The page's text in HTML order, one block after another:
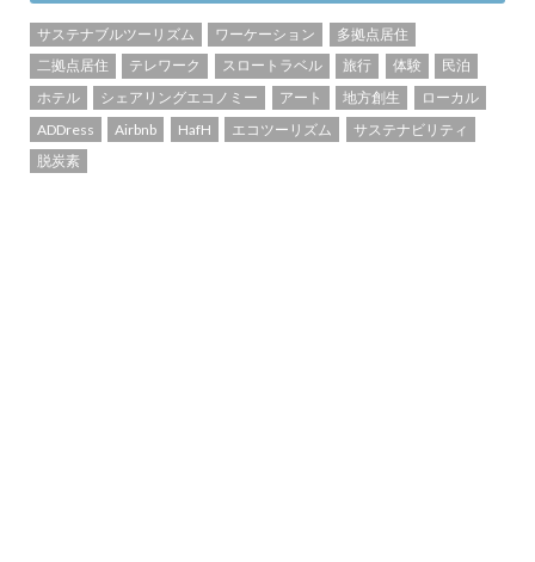
サステナブルツーリズム ワーケーション
多拠点居住
二拠点居住
テレワーク スロートラベル 旅行 体験
民泊
ホテル
シェアリングエコノミー アート 地方創生
ローカル
ADDress
Airbnb HafH エコツーリズム
サステナビリティ
脱炭素